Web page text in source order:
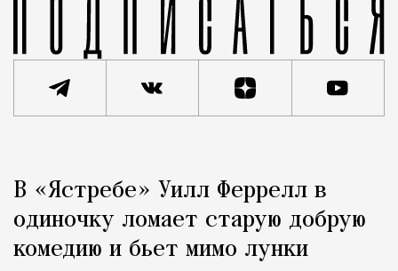
Город
В «Ястребе» Уилл Феррелл в
одиночку ломает старую добрую
комедию и бьет мимо лунки